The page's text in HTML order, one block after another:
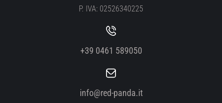
P. IVA: 02526340225
+39 0461 589050
info@red-panda.it